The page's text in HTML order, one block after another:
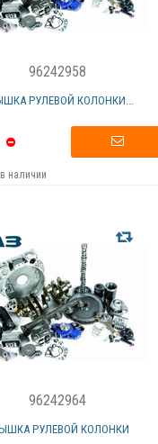
96242958
РУЛЕВОЙ КОЛОНКИ...
наличии
96242964
РУЛЕВОЙ КОЛОНКИ